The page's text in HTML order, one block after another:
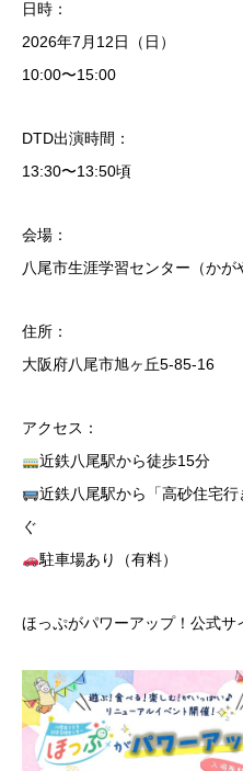
日時：
2026年7月12日（日）
10:00〜15:00
DTD出演時間：
13:30〜13:50頃
会場：
八尾市生涯学習センター（かが
住所：
大阪府八尾市旭ヶ丘5-85-16
アクセス：
近鉄八尾駅から徒歩15分
近鉄八尾駅から「高砂住宅
ぐ
駐車場あり（有料）
ほっぷがパワーアップ！公式サ